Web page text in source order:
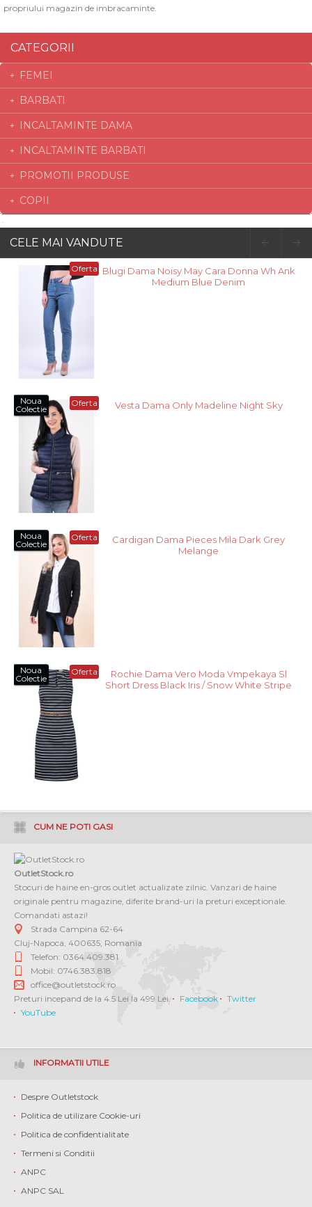
propriului magazin de imbracaminte.
CATEGORII
FEMEI
BARBATI
INCALTAMINTE DAMA
INCALTAMINTE BARBATI
PROMOTII PRODUSE
COPII
CELE MAI VANDUTE
Oferta Blugi Dama Noisy May Cara Donna Wh Ank
Medium Blue Denim
Oferta
Noua
Colectie
Vesta Dama Only Madeline Night Sky
Oferta
Noua
Colectie
Cardigan Dama Pieces Mila Dark Grey
Melange
Oferta
Noua
Colectie
Rochie Dama Vero Moda Vmpekaya Sl
Short Dress Black Iris / Snow White Stripe
CUM NE POTI GASI
OutletStock.ro
Stocuri de haine en-gros outlet actualizate zilnic. Vanzari de haine
originale pentru magazine, diferite brand-uri la preturi exceptionale.
Comandati astazi!
Strada Campina 62-64
Cluj-Napoca, 400635, Romania
Telefon: 0364 409.381
Mobil: 0746.383.818
office@outletstock.ro
Preturi incepand de la 4.5 Lei la 499 Lei.
Facebook
Twitter
YouTube
INFORMATII UTILE
Despre Outletstock
Politica de utilizare Cookie-uri
Politica de confidentialitate
Termeni si Conditii
ANPC
ANPC SAL